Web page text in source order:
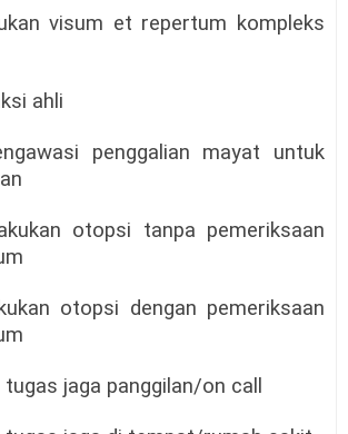
visum et repertum kompleks
ahli
penggalian mayat untuk
otopsi tanpa pemeriksaan
otopsi dengan pemeriksaan
jaga panggilan/on call